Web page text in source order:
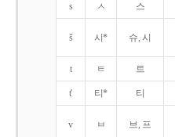
s ㅅ 스
š 시* 슈, 시
t ㅌ 트
t' 티* 티
v ㅂ 브, 프